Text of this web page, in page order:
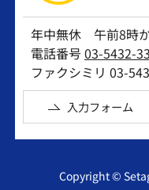
年中無休 午前8時
電話番号03-5432-
ファクシミリ 03-
入力フォーム
Copyright ©